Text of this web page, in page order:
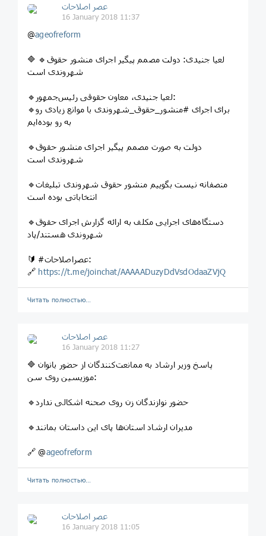
عصر اصلاحات
16 January 2018 11:37
@ageofreform
🔷 🔹لعیا جنیدی: دولت مصمم پیگیر اجرای منشور حقوق
شهروندی است
🔹لعیا جنیدی، معاون حقوقی رئیس‌جمهور:
🔹برای اجرای #منشور_حقوق_شهروندی با موانع زیادی رو
به رو بوده‌ایم
🔹دولت به صورت مصمم پیگیر اجرای منشور حقوق
شهروندی است
🔹منصفانه نیست بگوییم منشور حقوق شهروندی تبلیغات
انتخاباتی بوده است
🔹دستگاه‌های اجرایی مکلف به ارائه گزارش اجرای حقوق
شهروندی هستند/پاد
🔰 #عصراصلاحات:
🔗 https://t.me/joinchat/AAAAADuzyDdVsdOdaaZVjQ
Читать полностью…
عصر اصلاحات
16 January 2018 11:27
🔷 پاسخ وزیر ارشاد به ممانعت‌کنندگان از حضور بانوان
موزیسین روی سن:
🔹حضور نوازندگان زن روی صحنه اشکالی ندارد
🔹مدیران ارشاد استان‌ها پای این داستان بمانند
🔗 @ageofreform
Читать полностью…
عصر اصلاحات
16 January 2018 11:05